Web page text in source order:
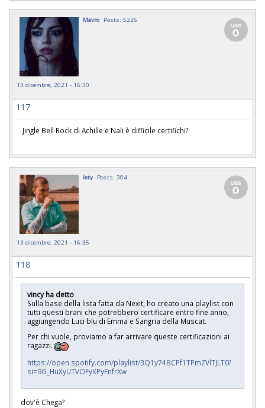
Mavro Posts: 5226
13 dicembre, 2021 - 16:30
117
Jingle Bell Rock di Achille e Nali è difficile certifichi?
lety Posts: 304
13 dicembre, 2021 - 16:35
118
vincy ha detto
Sulla base della lista fatta da Nexit, ho creato una playlist con
tutti questi brani che potrebbero certificare entro fine anno,
aggiungendo Luci blu di Emma e Sangria della Muscat.
Per chi vuole, proviamo a far arrivare queste certificazioni ai
ragazzi.
https://open.spotify.com/playlist/3Q1y74BCPf1TPmZVlTJLT0?
si=9G_HuXyUTVOFyXPyFnfrXw
dov'è Chega?